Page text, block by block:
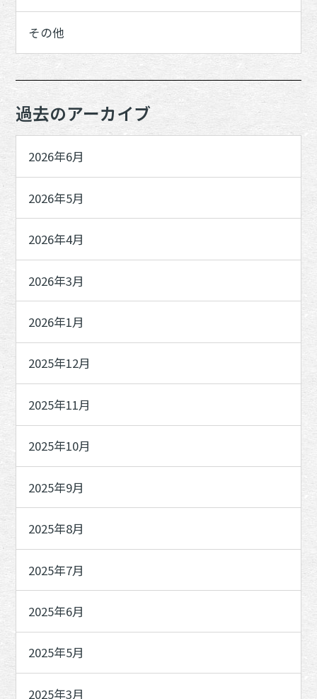
その他
過去のアーカイブ
2026年6月
2026年5月
2026年4月
2026年3月
2026年1月
2025年12月
2025年11月
2025年10月
2025年9月
2025年8月
2025年7月
2025年6月
2025年5月
2025年3月